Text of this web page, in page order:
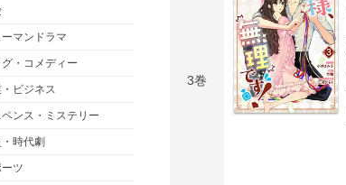
ーマンドラマ
グ・コメディー
ビジネス
ンス・ミステリー
時代劇
ツ
3巻